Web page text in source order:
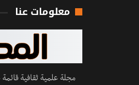
معلومات عنا
مجلة علمية ثقافية